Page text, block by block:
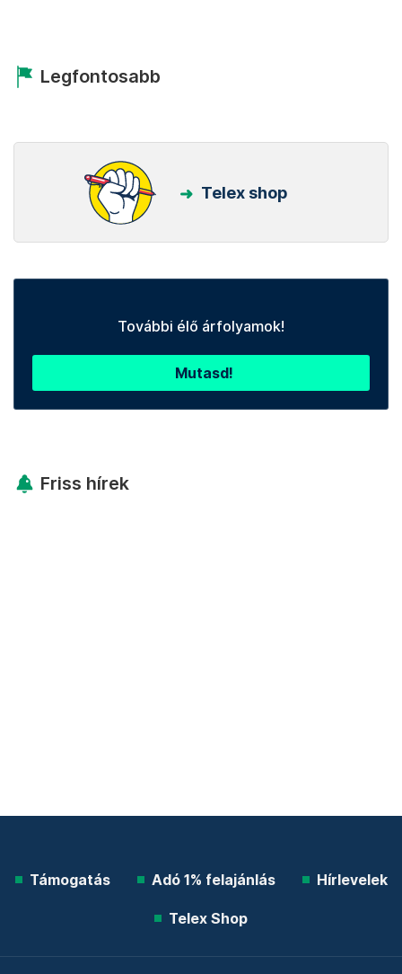
Legfontosabb
Telex shop
További élő árfolyamok!
Mutasd!
Friss hírek
Támogatás Adó 1% felajánlás Hírlevelek
Telex Shop